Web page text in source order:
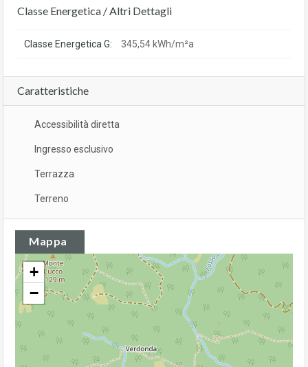
Classe Energetica / Altri Dettagli
Classe Energetica G: 345,54 kWh/m²a
Caratteristiche
Accessibilità diretta
Ingresso esclusivo
Terrazza
Terreno
Mappa
+
−